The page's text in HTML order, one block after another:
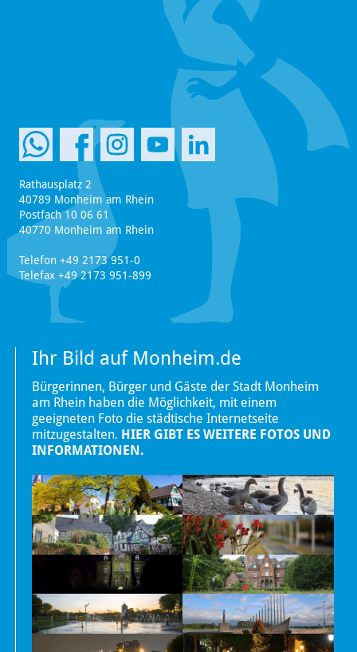
Rathausplatz 2
40789 Monheim am Rhein
Postfach 10 06 61
40770 Monheim am Rhein
Telefon +49 2173 951-0
Telefax +49 2173 951-899
Ihr Bild auf Monheim.de
Bürgerinnen, Bürger und Gäste der Stadt Monheim
am Rhein haben die Möglichkeit, mit einem
geeigneten Foto die städtische Internetseite
mitzugestalten. HIER GIBT ES WEITERE FOTOS UND
INFORMATIONEN.